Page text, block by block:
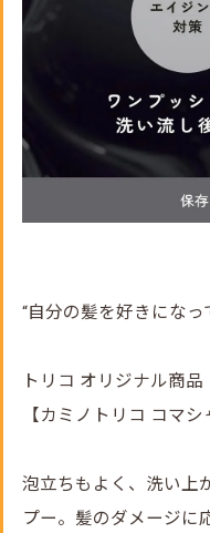
“自分の髪を好きになっ
トリコ オリジナル商品
【カミノトリコ コマシ
泡立ちもよく、洗い上
プー。髪のダメージに